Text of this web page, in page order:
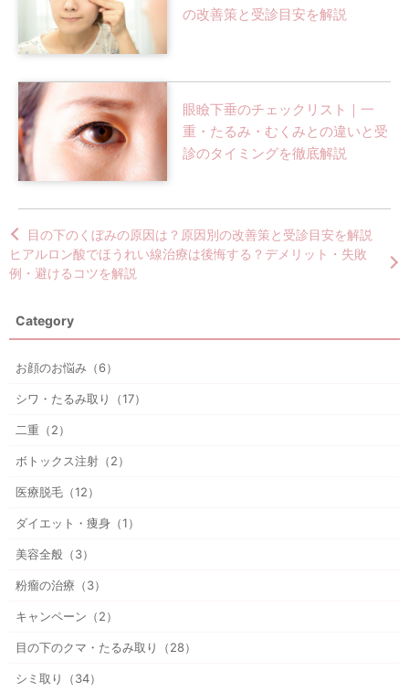
の改善策と受診目安を解説
眼瞼下垂のチェックリスト｜一
重・たるみ・むくみとの違いと受
診のタイミングを徹底解説
目の下のくぼみの原因は？原因別の改善策と受診目安を解説
ヒアルロン酸でほうれい線治療は後悔する？デメリット・失敗
例・避けるコツを解説
Category
お顔のお悩み（6）
シワ・たるみ取り（17）
二重（2）
ボトックス注射（2）
医療脱毛（12）
ダイエット・痩身（1）
美容全般（3）
粉瘤の治療（3）
キャンペーン（2）
目の下のクマ・たるみ取り（28）
シミ取り（34）